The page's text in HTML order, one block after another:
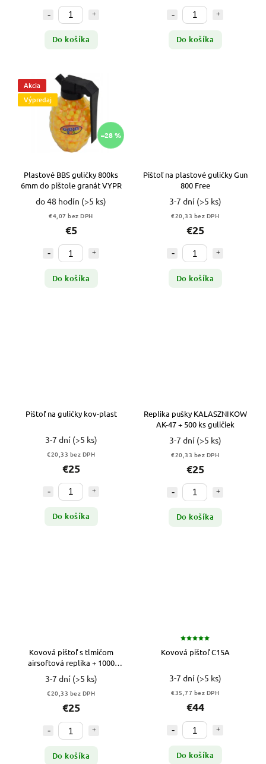
Do košíka Do košíka
Akcia
Výpredaj
–28 %
Plastové BBS guličky 800ks
6mm do pištole granát VYPR
do 48 hodín (>5 ks)
€4,07 bez DPH
€5
Do košíka
Pištoľ na plastové guličky Gun
800 Free
3-7 dní (>5 ks)
€20,33 bez DPH
€25
Do košíka
Pištoľ na guličky kov-plast
3-7 dní (>5 ks)
€20,33 bez DPH
€25
Do košíka
Replika pušky KALASZNIKOW
AK-47 + 500 ks guličiek
3-7 dní (>5 ks)
€20,33 bez DPH
€25
Do košíka
Kovová pištoľ s tlmičom
airsoftová replika + 1000
guličiek
3-7 dní (>5 ks)
€20,33 bez DPH
€25
Do košíka
Kovová pištoľ C15A
3-7 dní (>5 ks)
€35,77 bez DPH
€44
Do košíka